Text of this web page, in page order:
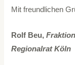
Mit freundlichen
Rolf Beu,
Regionalrat Köln